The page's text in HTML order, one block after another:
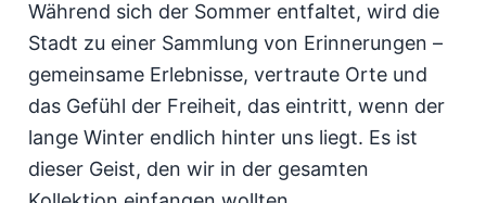
Während sich der Sommer entfaltet, wird die
Stadt zu einer Sammlung von Erinnerungen –
gemeinsame Erlebnisse, vertraute Orte und
das Gefühl der Freiheit, das eintritt, wenn der
lange Winter endlich hinter uns liegt. Es ist
dieser Geist, den wir in der gesamten